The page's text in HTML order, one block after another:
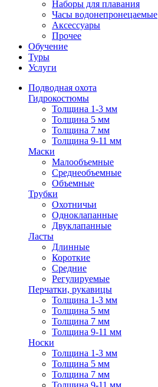
Наборы для плавания
Часы водонепронецаемые
Аксессуары
Прочее
Обучение
Туры
Услуги
Подводная охота
Гидрокостюмы
Толщина 1-3 мм
Толщина 5 мм
Толщина 7 мм
Толщина 9-11 мм
Маски
Малообъемные
Среднеобъемные
Объемные
Трубки
Охотничьи
Одноклапанные
Двуклапанные
Ласты
Длинные
Короткие
Средние
Регулируемые
Перчатки, рукавицы
Толщина 1-3 мм
Толщина 5 мм
Толщина 7 мм
Толщина 9-11 мм
Носки
Толщина 1-3 мм
Толщина 5 мм
Толщина 7 мм
Толщина 9-11 мм